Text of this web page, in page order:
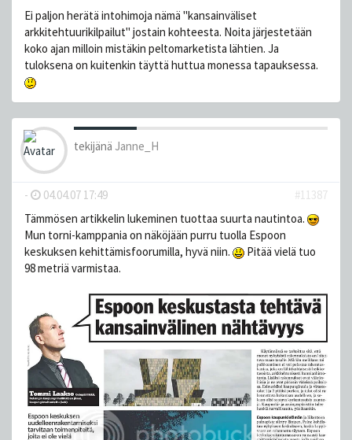
Ei paljon herätä intohimoja nämä "kansainväliset
arkkitehtuurikilpailut" jostain kohteesta. Noita järjestetään
koko ajan milloin mistäkin peltomarketista lähtien. Ja
tuloksena on kuitenkin täyttä huttua monessa tapauksessa.
tekijänä Janne_H
- 04.04.07 17:49
#11387
Tämmösen artikkelin lukeminen tuottaa suurta nautintoa.
Mun torni-kamppania on näköjään purru tuolla Espoon
keskuksen kehittämisfoorumilla, hyvä niin.
Pitää vielä tuo
98 metriä varmistaa.